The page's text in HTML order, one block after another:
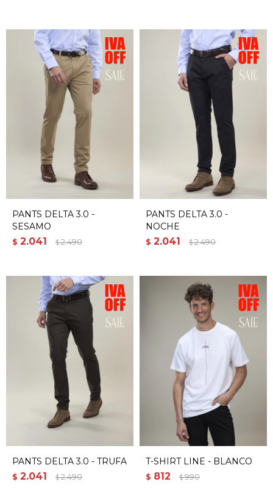
PANTS DELTA 3.0 -
SESAMO
$ 2.041 $ 2.490
PANTS DELTA 3.0 -
NOCHE
$ 2.041 $ 2.490
PANTS DELTA 3.0 - TRUFA
$ 2.041 $ 2.490
T-SHIRT LINE - BLANCO
$ 812 $ 990